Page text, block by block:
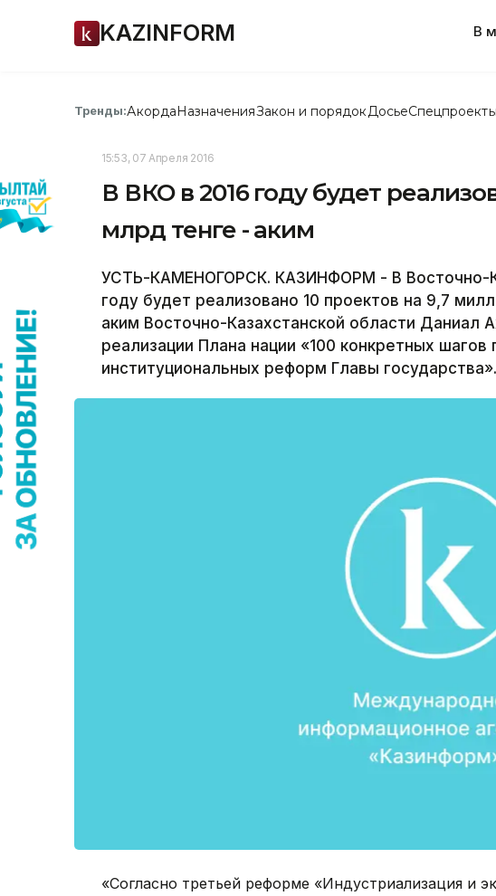
KAZINFORM В
Тренды:АкордаНазначенияЗакон и порядок ДосьеСпецпроекты
15:53, 07 Апреля 2016
В ВКО в 2016 году будет
млрд тенге - аким
УСТЬ-КАМЕНОГОРСК. КАЗИНФОРМ - В Восточно-
году будет реализовано 10 проектов на 9,7
аким Восточно-Казахстанской области Даниал
реализации Плана нации «100 конкретных шагов
институциональных реформ Главы государства».
«Согласно третьей реформе «Индустриализация и